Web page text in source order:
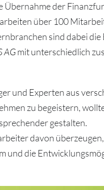
der
über 100
sind dabei
AGmit unterschiedlich
und Experten aus
zu begeistern,
gestalten.
davon
und die